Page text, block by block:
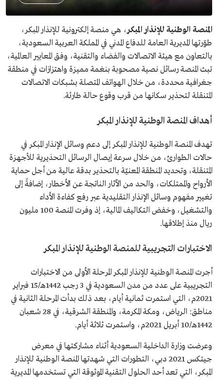
المنصة الوطنية للإنذار المبكر، هي منصة إلكترونية للإنذار المبكر،
طوّرتها المديرية العامة للدفاع المدني في المملكة العربية السعودية،
بالتعاون مع هيئة الاتصالات والفضاء والتقنية، وفق المعايير العالمية،
تبث المنصة رسائل نصية مصحوبة بنغمة مميزة واهتزازات في منطقة
جغرافية محددة، من خلال الهواتف المتصلة بشبكات الاتصالات
المتنقلة لتحذير سكانها من قرب وقوع حالة طارئة.
أهداف المنصة الوطنية للإنذار المبكر
تهدف المنصة الوطنية للإنذار المبكر إلى دعم وسائل الإنذار المبكر في
حالات الطوارئ، من خلال سرعة إيصال الرسائل التحذيرية للأجهزة
المتنقلة، وتحديد المنطقة المعنيّة بالتحذير بدقة عالية من أجل حماية
الأرواح والممتلكات، والحد من الآثار الناتجة عن الأخطار، إضافةً إلى
تغيير مفهوم وسائل الإنذار التقليدية عبر رفع كفاءة الأداء
والتشغيل، وخفض التكاليف المالية، إذ وفرت المنصة 100 مليون
ريال منذ إطلاقها.
الاختبارات التجريبية للمنصة الوطنية للإنذار المبكر
أجرت المنصة الوطنية للإنذار المبكر المرحلة الأولى من الاختبارات
التجريبية على عدد من مدن السعودية في 3 رجب 1442هـ/15 فبراير
2021م، التي استمرت ثمانية أيام، بعد ذلك بدأت المرحلة الثانية في
مناطق: الرياض، ومكة المكرمة، والمنطقة الشرقية، في 28 شعبان
1442هـ/10 أبريل 2021م، واستمرت ثلاثة أيام.
وعرضت وزارة الداخلية السعودية أثناء مشاركتها في معرض
جيتكس 2021 دبي، التطورات التي شهدتها المنصة الوطنية للإنذار
المبكر، التي تعد أحد الحلول التقنية الموثوقة التي تستخدمها المديرية